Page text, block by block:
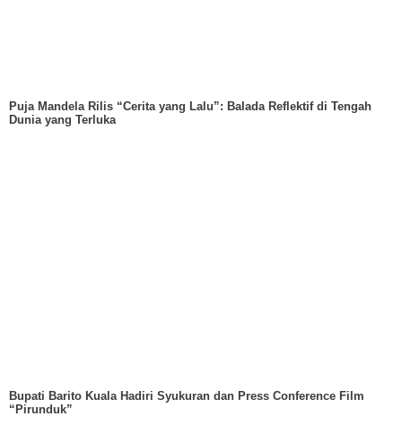
Puja Mandela Rilis “Cerita yang Lalu”: Balada Reflektif di Tengah
Dunia yang Terluka
Bupati Barito Kuala Hadiri Syukuran dan Press Conference Film
“Pirunduk”